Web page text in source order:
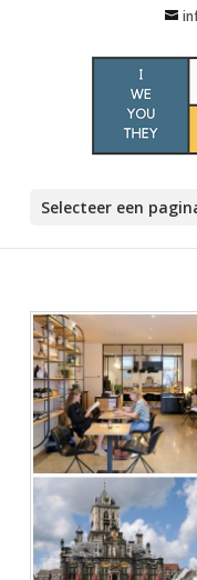
Selecteer een